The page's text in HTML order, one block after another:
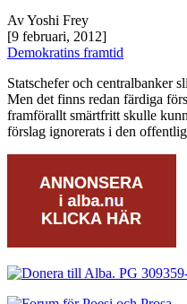
Av Yoshi Frey
[9 februari, 2012]
Demokratins framtid
Statschefer och centralbanker
Men det finns redan färdiga
framförallt smärtfritt skulle
förslag ignorerats i den